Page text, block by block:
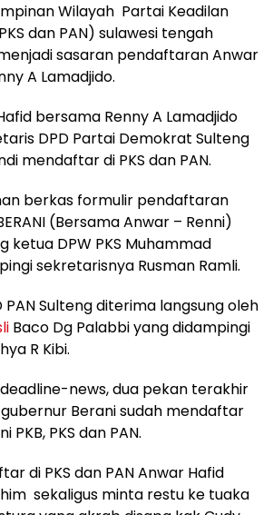
Wilayah Partai Keadilan
dan PAN) sulawesi tengah
sasaran pendaftaran Anwar
A Lamadjido.
bersama Renny A Lamadjido
DPD Partai Demokrat Sulteng
mendaftar di PKS dan PAN.
berkas formulir pendaftaran
(Bersama Anwar – Renni)
ketua DPW PKS Muhammad
sekretarisnya Rusman Ramli.
PAN Sulteng diterima langsung oleh
Baco Dg Palabbi yang didampingi
R Kibi.
news, dua pekan terakhir
Berani sudah mendaftar
PKS dan PAN.
di PKS dan PAN Anwar Hafid
sekaligus minta restu ke tuaka